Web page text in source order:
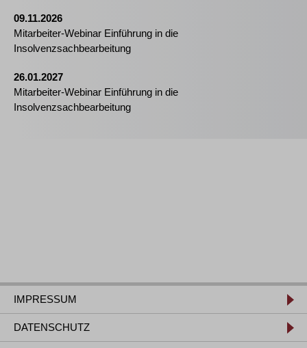
09.11.2026
Mitarbeiter-Webinar Einführung in die
Insolvenzsachbearbeitung
26.01.2027
Mitarbeiter-Webinar Einführung in die
Insolvenzsachbearbeitung
IMPRESSUM
DATENSCHUTZ